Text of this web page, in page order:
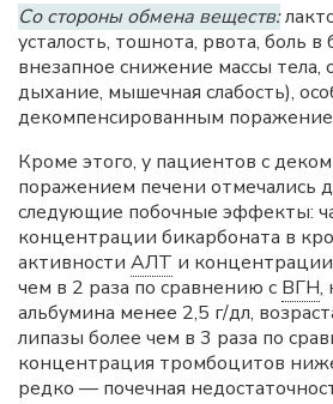
Со стороны обмена веществ:
усталость, тошнота, рвота, боль
внезапное снижение массы
дыхание, мышечная слабость),
декомпенсированным
Кроме этого, у пациентов с
поражением печени отмечались
следующие побочные эффекты:
концентрации бикарбоната в
активности АЛТ и
чем в 2 раза по сравнению с ВГН,
альбумина менее 2,5 г/дл,
липазы более чем в 3 раза по
концентрация тромбоцитов
редко — почечная